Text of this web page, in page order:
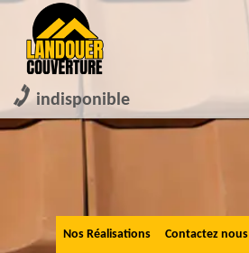
indisponible
Nos Réalisations Contactez nous